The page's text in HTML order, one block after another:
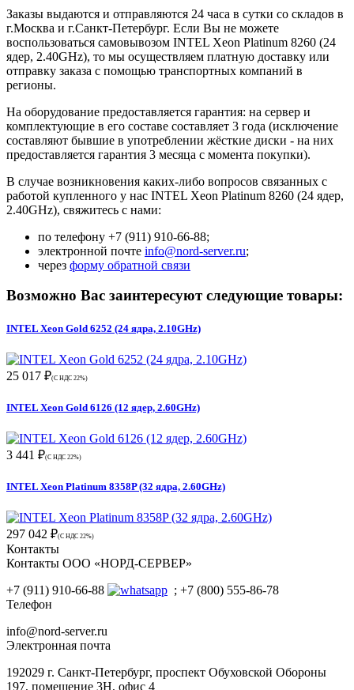
Заказы выдаются и отправляются 24 часа в сутки со складов в
г.Москва и г.Санкт-Петербург. Если Вы не можете
воспользоваться самовывозом INTEL Xeon Platinum 8260 (24
ядер, 2.40GHz), то мы осуществляем платную доставку или
отправку заказа с помощью транспортных компаний в
регионы.
На оборудование предоставляется гарантия: на сервер и
комплектующие в его составе составляет 3 года (исключение
составляют бывшие в употреблении жёсткие диски - на них
предоставляется гарантия 3 месяца с момента покупки).
В случае возникновения каких-либо вопросов связанных с
работой купленного у нас INTEL Xeon Platinum 8260 (24 ядер,
2.40GHz), свяжитесь с нами:
по телефону +7 (911) 910-66-88;
электронной почте info@nord-server.ru;
через форму обратной связи
Возможно Вас заинтересуют следующие товары:
INTEL Xeon Gold 6252 (24 ядра, 2.10GHz)
25 017 ₽(С НДС 22%)
INTEL Xeon Gold 6126 (12 ядер, 2.60GHz)
3 441 ₽(С НДС 22%)
INTEL Xeon Platinum 8358P (32 ядра, 2.60GHz)
297 042 ₽(С НДС 22%)
Контакты
Контакты ООО «НОРД-СЕРВЕР»
+7 (911) 910-66-88
; +7 (800) 555-86-78
Телефон
info@nord-server.ru
Электронная почта
192029 г. Санкт-Петербург, проспект Обуховской Обороны
197, помещение 3Н, офис 4